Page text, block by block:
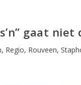
gaat niet
, Regio, Rouveen,